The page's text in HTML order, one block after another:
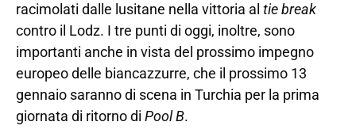
racimolati dalle lusitane nella vittoria al tie break
contro il Lodz. I tre punti di oggi, inoltre, sono
importanti anche in vista del prossimo impegno
europeo delle biancazzurre, che il prossimo 13
gennaio saranno di scena in Turchia per la prima
giornata di ritorno di Pool B.